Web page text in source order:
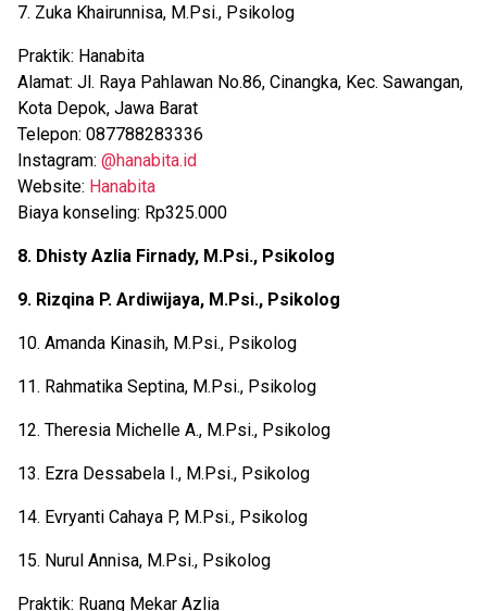
7. Zuka Khairunnisa, M.Psi., Psikolog
Praktik: Hanabita
Alamat: Jl. Raya Pahlawan No.86, Cinangka, Kec. Sawangan,
Kota Depok, Jawa Barat
Telepon: 087788283336
Instagram: @hanabita.id
Website: Hanabita
Biaya konseling: Rp325.000
8. Dhisty Azlia Firnady, M.Psi., Psikolog
9. Rizqina P. Ardiwijaya, M.Psi., Psikolog
10. Amanda Kinasih, M.Psi., Psikolog
11. Rahmatika Septina, M.Psi., Psikolog
12. Theresia Michelle A., M.Psi., Psikolog
13. Ezra Dessabela I., M.Psi., Psikolog
14. Evryanti Cahaya P, M.Psi., Psikolog
15. Nurul Annisa, M.Psi., Psikolog
Praktik: Ruang Mekar Azlia